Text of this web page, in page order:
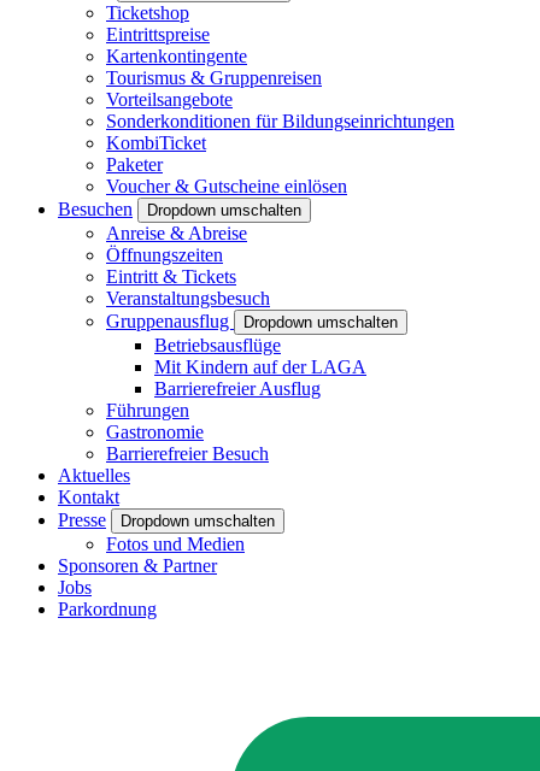
Ticketshop
Eintrittspreise
Kartenkontingente
Tourismus & Gruppenreisen
Vorteilsangebote
Sonderkonditionen für Bildungseinrichtungen
KombiTicket
Paketer
Voucher & Gutscheine einlösen
Besuchen
Dropdown umschalten
Anreise & Abreise
Öffnungszeiten
Eintritt & Tickets
Veranstaltungsbesuch
Gruppenausflug
Dropdown umschalten
Betriebsausflüge
Mit Kindern auf der LAGA
Barrierefreier Ausflug
Führungen
Gastronomie
Barrierefreier Besuch
Aktuelles
Kontakt
Presse
Dropdown umschalten
Fotos und Medien
Sponsoren & Partner
Jobs
Parkordnung